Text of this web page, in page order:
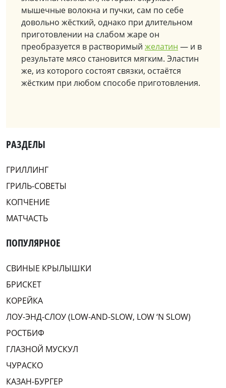
мышечные волокна и пучки, сам по себе
довольно жёсткий, однако при длительном
приготовлении на слабом жаре он
преобразуется в растворимый желатин — и в
результате мясо становится мягким. Эластин
же, из которого состоят связки, остаётся
жёстким при любом способе приготовления.
РАЗДЕЛЫ
ГРИЛЛИНГ
ГРИЛЬ-СОВЕТЫ
КОПЧЕНИЕ
МАТЧАСТЬ
ПОПУЛЯРНОЕ
СВИНЫЕ КРЫЛЫШКИ
БРИСКЕТ
КОРЕЙКА
ЛОУ-ЭНД-СЛОУ (LOW-AND-SLOW, LOW ‘N SLOW)
РОСТБИФ
ГЛАЗНОЙ МУСКУЛ
ЧУРАСКО
КАЗАН-БУРГЕР